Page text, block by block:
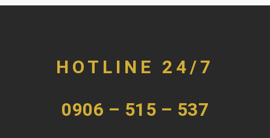
HOTLINE 24/7
0906 – 515 – 537